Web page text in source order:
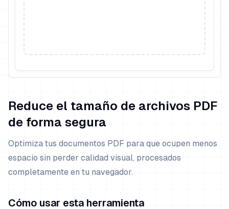
Reduce el tamaño de archivos PDF
de forma segura
Optimiza tus documentos PDF para que ocupen menos
espacio sin perder calidad visual, procesados
completamente en tu navegador.
Cómo usar esta herramienta